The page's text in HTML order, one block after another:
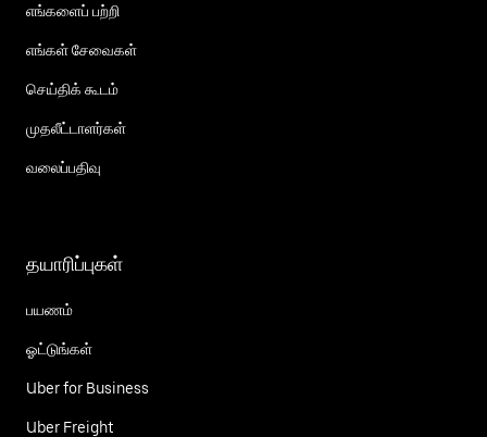
எங்களைப் பற்றி
எங்கள் சேவைகள்
செய்திக் கூடம்
முதலீட்டாளர்கள்
வலைப்பதிவு
தயாரிப்புகள்
பயணம்
ஓட்டுங்கள்
Uber for Business
Uber Freight